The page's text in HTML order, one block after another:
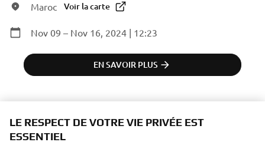
Maroc Voir la carte
Nov 09 – Nov 16, 2024 | 12:23
EN SAVOIR PLUS
le souffle, explorez des itinéraires historiques et vivez
l’excitation des aventures tout-terrain.
LE RESPECT DE VOTRE VIE PRIVÉE EST
ESSENTIEL